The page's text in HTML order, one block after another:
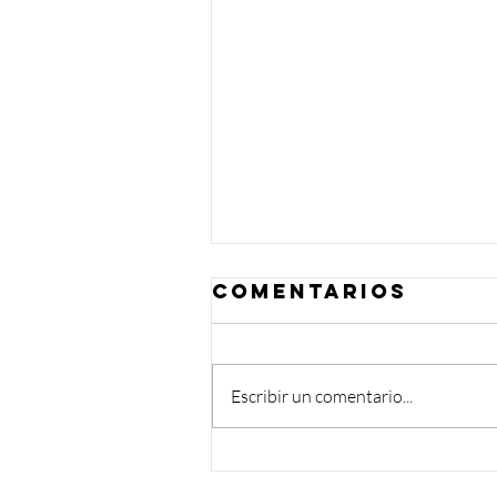
Un año de
Comentarios
Escribir un comentario...